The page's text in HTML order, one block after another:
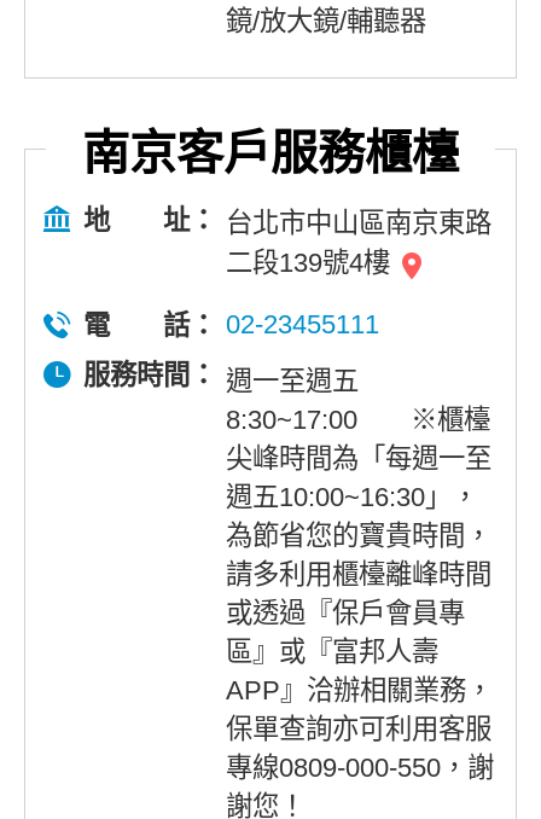
鏡/放大鏡/輔聽器
南京客戶服務櫃檯
地 址：
台北市中山區南京東路
二段139號4樓
電 話：
02-23455111
服務時間：
週一至週五
8:30~17:00 ※櫃檯
尖峰時間為「每週一至
週五10:00~16:30」，
為節省您的寶貴時間，
請多利用櫃檯離峰時間
或透過『保戶會員專
區』或『富邦人壽
APP』洽辦相關業務，
保單查詢亦可利用客服
專線0809-000-550，謝
謝您！